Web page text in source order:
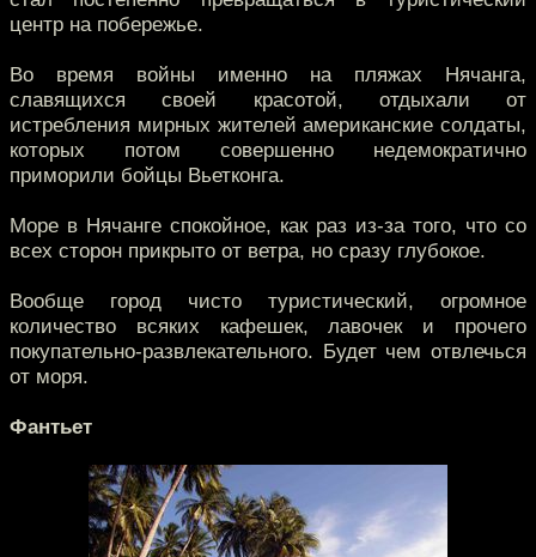
центр на побережье.
Во время войны именно на пляжах Нячанга,
славящихся своей красотой, отдыхали от
истребления мирных жителей американские солдаты,
которых потом совершенно недемократично
приморили бойцы Вьетконга.
Море в Нячанге спокойное, как раз из-за того, что со
всех сторон прикрыто от ветра, но сразу глубокое.
Вообще город чисто туристический, огромное
количество всяких кафешек, лавочек и прочего
покупательно-развлекательного. Будет чем отвлечься
от моря.
Фантьет